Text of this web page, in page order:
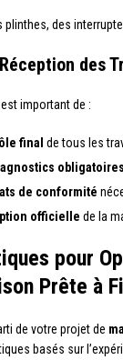
plinthes, des
des
important de :
final de tous les
obligatoires
de conformité
officielle de la
pour
Prête à
de votre projet de
basés sur